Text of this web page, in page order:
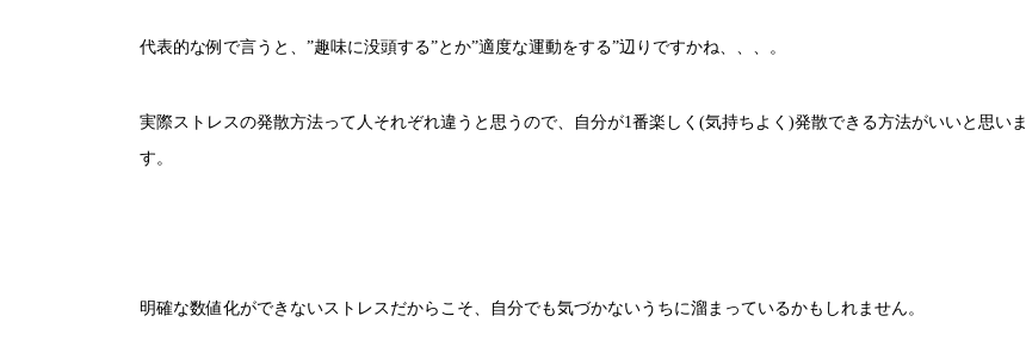
代表的な例で言うと、”趣味に没頭する”とか”適度な運動をする”辺りですかね、、、。
実際ストレスの発散方法って人それぞれ違うと思うので、自分が1番楽しく(気持ちよく)発散できる方法がいいと思いま
す。
明確な数値化ができないストレスだからこそ、自分でも気づかないうちに溜まっているかもしれません。